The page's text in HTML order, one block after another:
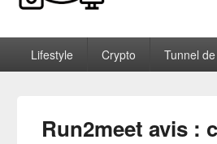
Smableone
principalLifestyle Crypto Tunnel
Run2meet avis :